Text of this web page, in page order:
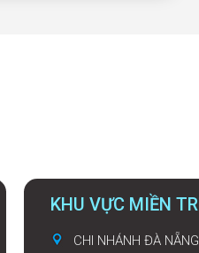
KHU VỰC MIỀN
CHI NHÁNH ĐÀ NẴNG